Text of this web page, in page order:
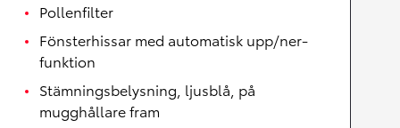
Pollenfilter
Fönsterhissar med automatisk upp/ner-
funktion
Stämningsbelysning, ljusblå, på
mugghållare fram